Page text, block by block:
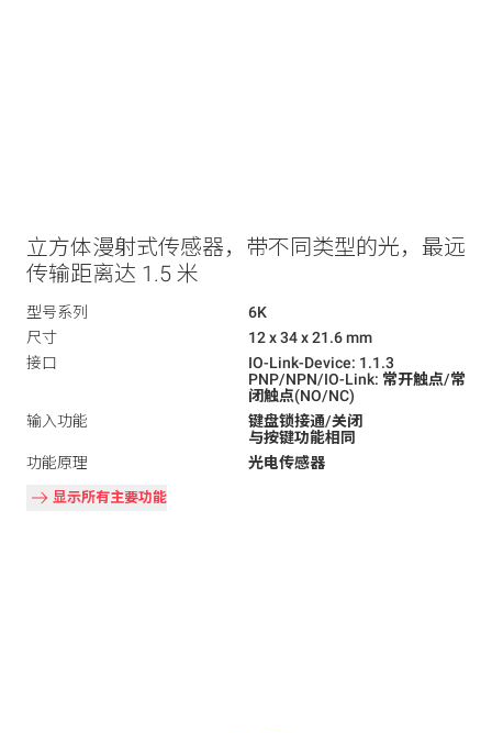
立方体漫射式传感器，带不同类型的光，最远
传输距离达 1.5 米
型号系列
6K
尺寸
12 x 34 x 21.6 mm
接口
IO-Link-Device: 1.1.3
PNP/NPN/IO-Link: 常开触点/常
闭触点(NO/NC)
输入功能
键盘锁接通/关闭
与按键功能相同
功能原理
光电传感器
显示所有主要功能